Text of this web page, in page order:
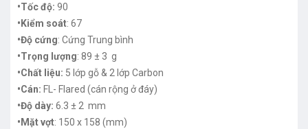
•Tốc độ: 90
•Kiểm soát: 67
•Độ cứng: Cứng Trung bình
•Trọng lượng: 89 ± 3 g
•Chất liệu: 5 lớp gỗ & 2 lớp Carbon
•Cán: FL- Flared (cán rộng ở đáy)
•Độ dày: 6.3 ± 2 mm
•Mặt vợt: 150 x 158 (mm)